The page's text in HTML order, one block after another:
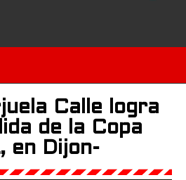
Calle logra
de la Copa
en Dijon-